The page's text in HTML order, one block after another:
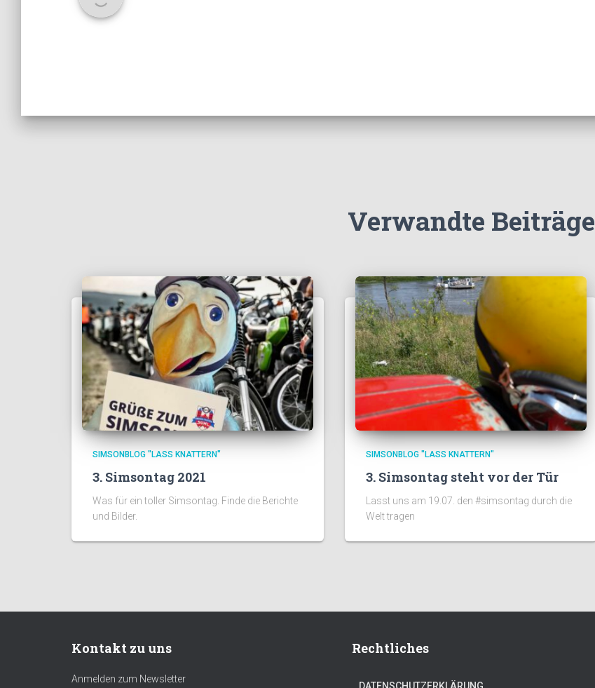
Verwandte Beiträge
SIMSONBLOG "LASS KNATTERN"
3. Simsontag 2021
Was für ein toller Simsontag. Finde die Berichte
und Bilder.
SIMSONBLOG "LASS KNATTERN"
3. Simsontag steht vor der Tür
Lasst uns am 19.07. den #simsontag durch die
Welt tragen
Kontakt zu uns
Anmelden zum Newsletter
Rechtliches